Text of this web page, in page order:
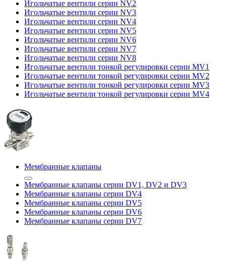
Игольчатые вентили серии NV2
Игольчатые вентили серии NV3
Игольчатые вентили серии NV4
Игольчатые вентили серии NV5
Игольчатые вентили серии NV6
Игольчатые вентили серии NV7
Игольчатые вентили серии NV8
Игольчатые вентили тонкой регулировки серии MV1
Игольчатые вентили тонкой регулировки серии MV2
Игольчатые вентили тонкой регулировки серии MV3
Игольчатые вентили тонкой регулировки серии MV4
Мембранные клапаны
Мембранные клапаны серии DV1, DV2 и DV3
Мембранные клапаны серии DV4
Мембранные клапаны серии DV5
Мембранные клапаны серии DV6
Мембранные клапаны серии DV7